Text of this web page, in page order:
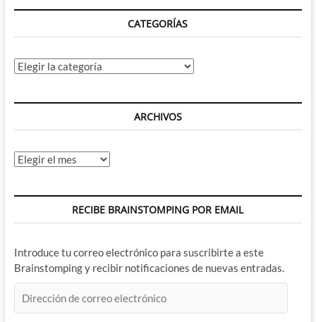
CATEGORÍAS
Categorías
ARCHIVOS
Archivos
RECIBE BRAINSTOMPING POR EMAIL
Introduce tu correo electrónico para suscribirte a este
Brainstomping y recibir notificaciones de nuevas entradas.
de